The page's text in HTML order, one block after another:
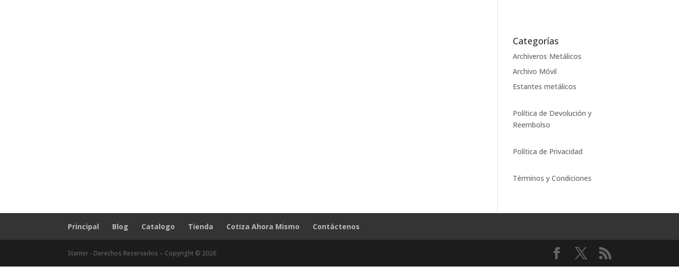
Categorías
Archiveros Metálicos
Archivo Móvil
Estantes metálicos
Política de Devolución y
Reembolso
Política de Privacidad
Términos y Condiciones
Principal Blog Catalogo Tienda Cotiza Ahora Mismo Contáctenos
Stanter - Derechos Reservados – Copyright © 2026